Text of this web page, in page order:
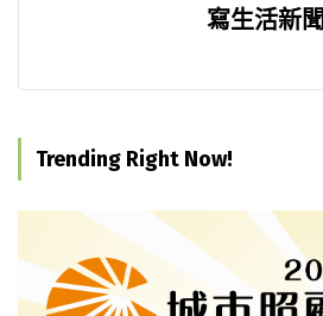
寫生活新聞
Trending Right Now!